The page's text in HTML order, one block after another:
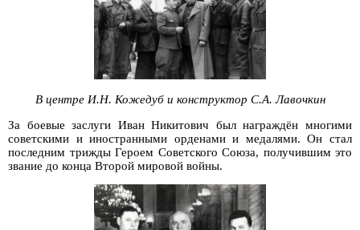
В центре И.Н. Кожедуб и конструктор С.А. Лавочкин
За боевые заслуги Иван Никитович был награждён многими
советскими и иностранными орденами и медалями. Он стал
последним трижды Героем Советского Союза, получившим это
звание до конца Второй мировой войны.